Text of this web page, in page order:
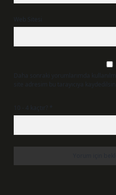
Web Sitesi
Daha sonraki yorumlarımda
site adresim bu tarayıcıya kaydedilsin.
10 - 4 kaçtır? *